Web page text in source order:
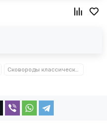
Сковороды классические Kamille™ Ofenbach™